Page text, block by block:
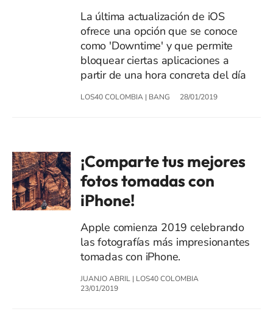
La última actualización de iOS
ofrece una opción que se conoce
como 'Downtime' y que permite
bloquear ciertas aplicaciones a
partir de una hora concreta del día
LOS40 COLOMBIA | BANG 28/01/2019
¡Comparte tus mejores
fotos tomadas con
iPhone!
Apple comienza 2019 celebrando
las fotografías más impresionantes
tomadas con iPhone.
JUANJO ABRIL | LOS40 COLOMBIA
23/01/2019